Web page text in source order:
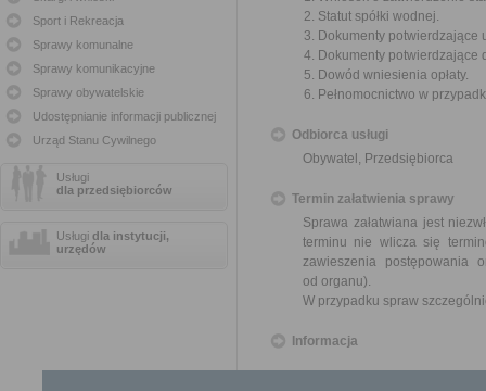
Sport i Rekreacja
Sprawy komunalne
Sprawy komunikacyjne
Sprawy obywatelskie
Udostępnianie informacji publicznej
Urząd Stanu Cywilnego
Usługi
dla przedsiębiorców
Usługi dla instytucji,
urzędów
Statut spółki wodnej.
Dokumenty potwierdzające
Dokumenty potwierdzające
Dowód wniesienia opłaty.
Pełnomocnictwo w
Odbiorca usługi
Obywatel, Przedsiębiorca
Termin załatwienia sprawy
Sprawa załatwiana jest
terminu nie wlicza się
zawieszenia postępowania
od organu).
W przypadku spraw
Informacja